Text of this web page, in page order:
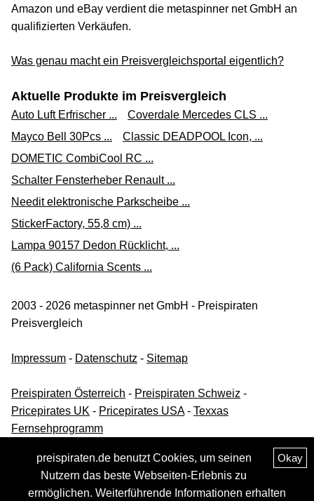
Amazon und eBay verdient die metaspinner net GmbH an
qualifizierten Verkäufen.
Was genau macht ein Preisvergleichsportal eigentlich?
Aktuelle Produkte im Preisvergleich
Auto Luft Erfrischer ...
Coverdale Mercedes CLS ...
Mayco Bell 30Pcs ...
Classic DEADPOOL Icon, ...
DOMETIC CombiCool RC ...
Schalter Fensterheber Renault ...
Needit elektronische Parkscheibe ...
StickerFactory, 55,8 cm) ...
Lampa 90157 Dedon Rücklicht, ...
(6 Pack) California Scents ...
2003 - 2026 metaspinner net GmbH - Preispiraten
Preisvergleich
Impressum - Datenschutz - Sitemap
Preispiraten Österreich - Preispiraten Schweiz -
Pricepirates UK - Pricepirates USA- Texxas
Fernsehprogramm
Okay
preispiraten.de benutzt Cookies, um seinen
Nutzern das beste Webseiten-Erlebnis zu
ermöglichen. Weiterführende Informationen erhalten